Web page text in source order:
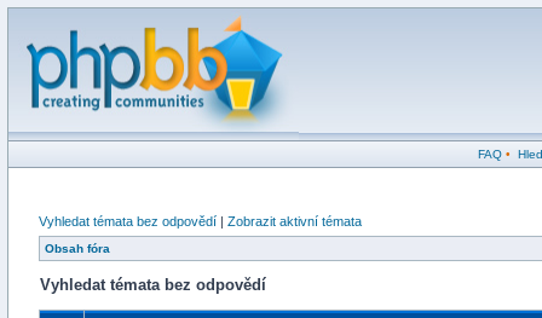
FAQ•
Vyhledat témata bez odpovědí | Zobrazit aktivní témata
Obsah fóra
Vyhledat témata bez odpovědí